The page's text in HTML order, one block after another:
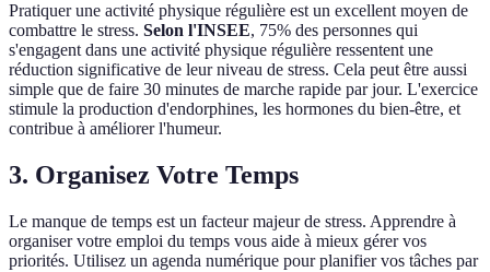
Pratiquer une activité physique régulière est un excellent moyen de
combattre le stress. Selon l'INSEE, 75% des personnes qui
s'engagent dans une activité physique régulière ressentent une
réduction significative de leur niveau de stress. Cela peut être aussi
simple que de faire 30 minutes de marche rapide par jour. L'exercice
stimule la production d'endorphines, les hormones du bien-être, et
contribue à améliorer l'humeur.
3. Organisez Votre Temps
Le manque de temps est un facteur majeur de stress. Apprendre à
organiser votre emploi du temps vous aide à mieux gérer vos
priorités. Utilisez un agenda numérique pour planifier vos tâches par